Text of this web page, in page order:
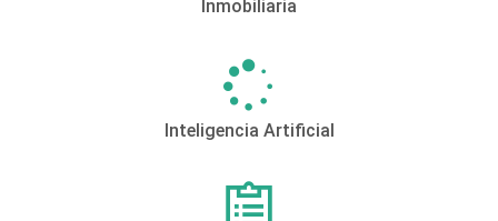
Inmobiliaria
Inteligencia Artificial